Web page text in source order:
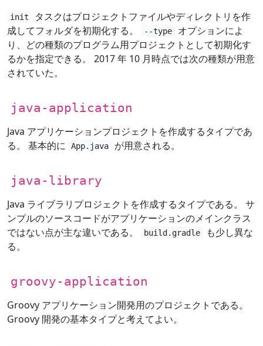
init
タスクはプロジェクトファイルやディレクトリを作
成してフォルダを初期化する。
--type
オプションによ
り、どの種類のプログラム用プロジェクトとして初期化す
るかを指定できる。 2017 年 10 月時点では次の種類が用意
されていた。
java-application
Java アプリケーションプロジェクトを作成するタイプであ
る。 基本的に
App.java が用意される。
java-library
Java ライブラリプロジェクトを作成するタイプである。 サ
ンプルのソースコードがアプリケーションのメインクラス
ではない点が主な違いである。
build.gradle
も少し異な
る。
groovy-application
Groovy アプリケーション開発用のプロジェクトである。
Groovy 開発の基本タイプと考えてよい。